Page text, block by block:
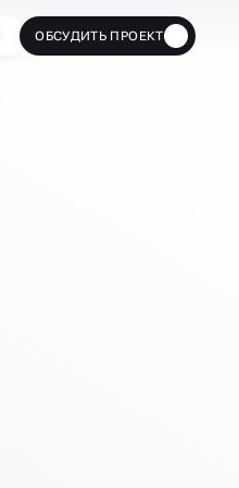
ОБСУДИТЬ ПРОЕКТ